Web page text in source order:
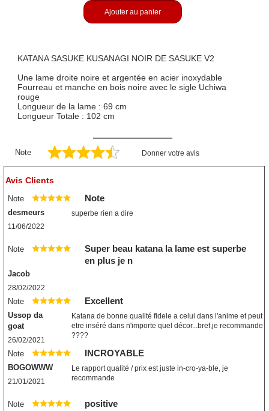
Ajouter au panier
KATANA SASUKE KUSANAGI NOIR DE SASUKE V2
Une lame droite noire et argentée en acier inoxydable
Fourreau et manche en bois noire avec le sigle Uchiwa
rouge
Longueur de la lame : 69 cm
Longueur Totale : 102 cm
Note Donner votre avis
Avis Clients
Note Note
desmeurs
11/06/2022
superbe rien a dire
Note
Super beau katana la lame est superbe
en plus je n
Jacob
28/02/2022
Note Excellent
Ussop da
goat
26/02/2021
Katana de bonne qualité fidele a celui dans l'anime et peut
etre inséré dans n'importe quel décor...bref,je recommande
????
Note INCROYABLE
BOGOWWW
21/01/2021
Le rapport qualité / prix est juste in-cro-ya-ble, je
recommande
Note positive